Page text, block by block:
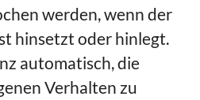
werden, wenn der
hinsetzt oder hinlegt.
automatisch, die
Verhalten zu